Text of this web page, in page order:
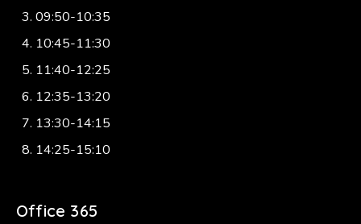
09:50-10:35
10:45-11:30
11:40-12:25
12:35-13:20
13:30-14:15
14:25-15:10
Office 365